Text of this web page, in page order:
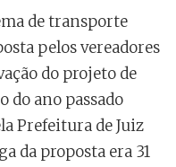
de transporte
pelos vereadores
do projeto de
do ano passado
Prefeitura de Juiz
da proposta era 31